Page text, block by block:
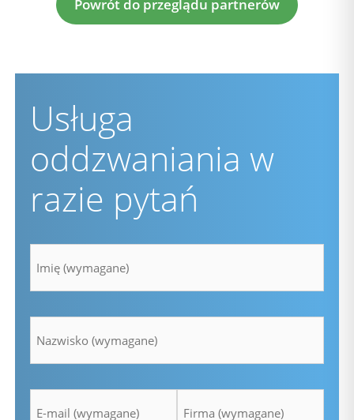
Powrót do przeglądu partnerów
Usługa
oddzwaniania w
razie pytań
e-
mail